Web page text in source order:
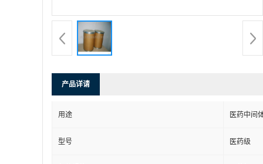
产品详请
用途 医药中间
型号 医药级